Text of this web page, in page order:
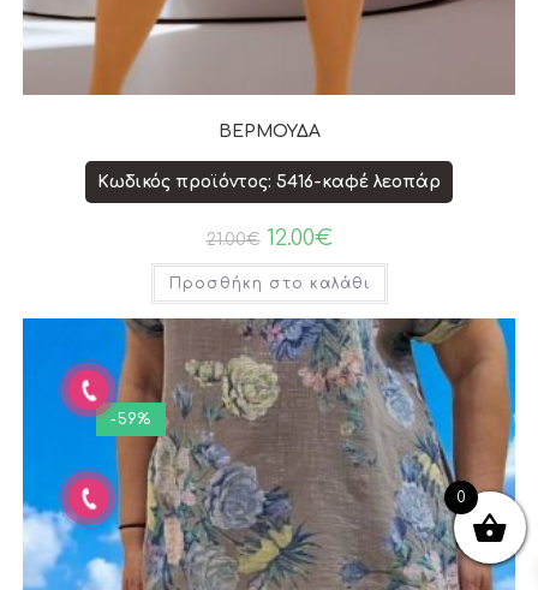
ΒΕΡΜΟΥΔΑ
Κωδικός προϊόντος: 5416-καφέ λεοπάρ
21.00€ 12.00€
Προσθήκη στο καλάθι
-59%
0